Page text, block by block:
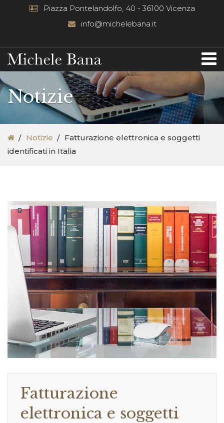
Piazza Pontelandolfo, 40 - 36100 Vicenza
info@michelebana.it
Notizie
Notizie
Fatturazione elettronica e soggetti
identificati in Italia
Fatturazione
elettronica e soggetti